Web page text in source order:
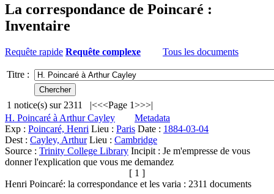
La correspondance de Poincaré :
Inventaire
Requête rapide Requête complexe Tous les documents
Titre :
1 notice(s) sur 2311 |<<<Page 1>>>|
H. Poincaré à Arthur Cayley
Metadata
Exp : Poincaré, Henri Lieu : Paris Date : 1884-03-04
Dest : Cayley, ArthurLieu : Cambridge
Source : Trinity College Library Incipit : Je m'empresse de vous
donner l'explication que vous me demandez
[ 1 ]
Henri Poincaré: la correspondance et les varia : 2311 documents